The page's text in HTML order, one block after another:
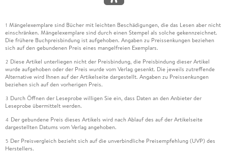
1 Mängelexemplare sind Bücher mit leichten Beschädigungen, die das Lesen aber nicht
einschränken. Mängelexemplare sind durch einen Stempel als solche gekennzeichnet.
Die frühere Buchpreisbindung ist aufgehoben. Angaben zu Preissenkungen beziehen
sich auf den gebundenen Preis eines mangelfreien Exemplars.
2 Diese Artikel unterliegen nicht der Preisbindung, die Preisbindung dieser Artikel
wurde aufgehoben oder der Preis wurde vom Verlag gesenkt. Die jeweils zutreffende
Alternative wird Ihnen auf der Artikelseite dargestellt. Angaben zu Preissenkungen
beziehen sich auf den vorherigen Preis.
3 Durch Öffnen der Leseprobe willigen Sie ein, dass Daten an den Anbieter der
Leseprobe übermittelt werden.
4 Der gebundene Preis dieses Artikels wird nach Ablauf des auf der Artikelseite
dargestellten Datums vom Verlag angehoben.
5 Der Preisvergleich bezieht sich auf die unverbindliche Preisempfehlung (UVP) des
Herstellers.